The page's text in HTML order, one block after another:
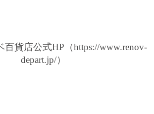
百貨店公式HP（https://www.renov-
depart.jp/）